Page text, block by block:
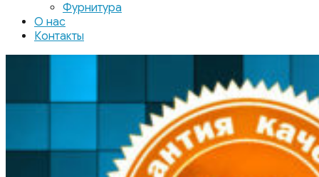
Фурнитура
О нас
Контакты